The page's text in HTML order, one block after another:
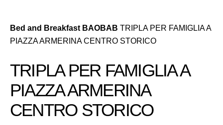
Bed and Breakfast BAOBAB TRIPLA PER FAMIGLIA A
PIAZZA ARMERINA CENTRO STORICO
TRIPLA PER FAMIGLIA A
PIAZZA ARMERINA
CENTRO STORICO